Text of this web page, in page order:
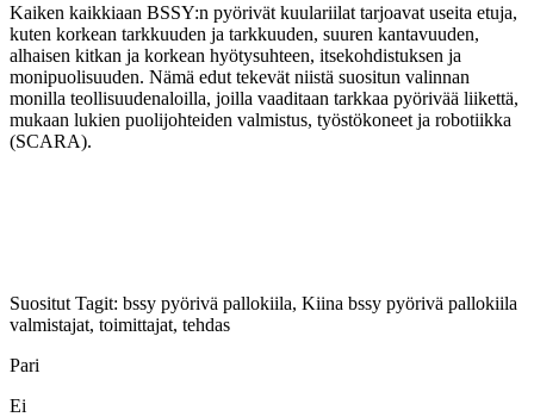
Kaiken kaikkiaan BSSY:n pyörivät kuulariilat tarjoavat useita etuja,
kuten korkean tarkkuuden ja tarkkuuden, suuren kantavuuden,
alhaisen kitkan ja korkean hyötysuhteen, itsekohdistuksen ja
monipuolisuuden. Nämä edut tekevät niistä suositun valinnan
monilla teollisuudenaloilla, joilla vaaditaan tarkkaa pyörivää liikettä,
mukaan lukien puolijohteiden valmistus, työstökoneet ja robotiikka
(SCARA).
Suositut Tagit: bssy pyörivä pallokiila, Kiina bssy pyörivä pallokiila
valmistajat, toimittajat, tehdas
Pari
Ei